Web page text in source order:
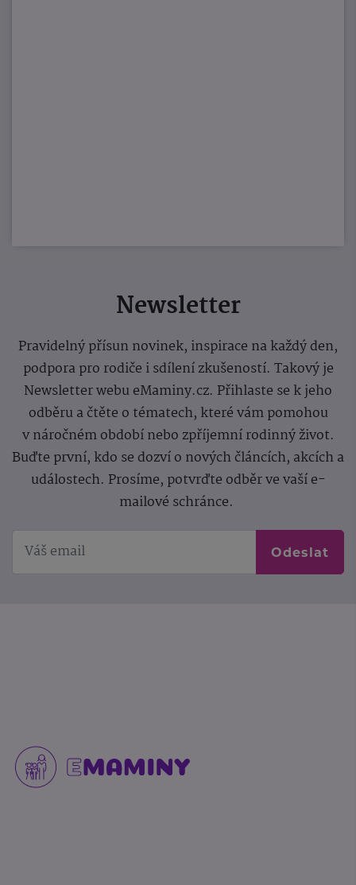
Newsletter
Pravidelný přísun novinek, inspirace na každý den,
podpora pro rodiče i sdílení zkušeností. Takový je
Newsletter webu eMaminy.cz. Přihlaste se k jeho
odběru a čtěte o tématech, které vám pomohou
v náročném období nebo zpříjemní rodinný život.
Buďte první, kdo se dozví o nových článcích, akcích a
událostech. Prosíme, potvrďte odběr ve vaší e-
mailové schránce.
Odeslat